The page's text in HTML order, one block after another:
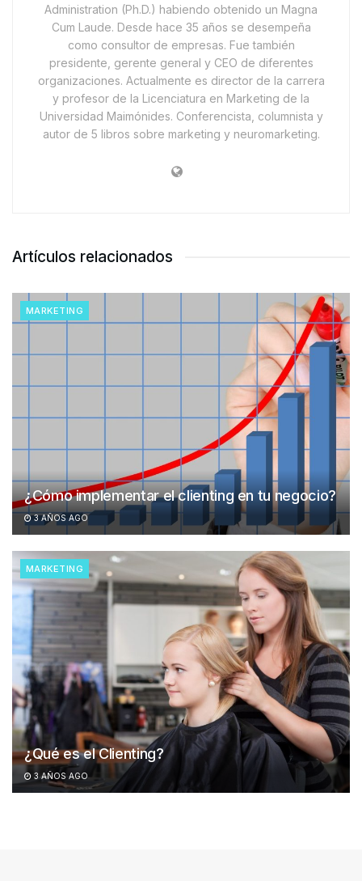
Administration (Ph.D.) habiendo obtenido un Magna
Cum Laude. Desde hace 35 años se desempeña
como consultor de empresas. Fue también
presidente, gerente general y CEO de diferentes
organizaciones. Actualmente es director de la carrera
y profesor de la Licenciatura en Marketing de la
Universidad Maimónides. Conferencista, columnista y
autor de 5 libros sobre marketing y neuromarketing.
Artículos relacionados
MARKETING
¿Cómo implementar el clienting en tu negocio?
3 AÑOS AGO
MARKETING
¿Qué es el Clienting?
3 AÑOS AGO